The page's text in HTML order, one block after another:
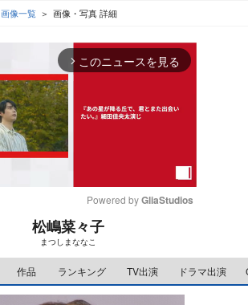
画像一覧 画像・写真 詳細
arrow_forward_ios このニュースを見る
e
Powered by GliaStudios
松嶋菜々子
まつしまななこ
作品 ランキング TV出演 ドラマ出演